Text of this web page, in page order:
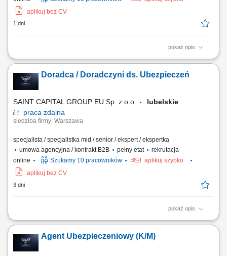
aplikuj bez CV
1 dni
pokaż opis
Opis stanowiska: Kompleksowa obsługa klientów w zakresie produktów
pozyskiwanie nowych klientów. Analiza potrzeb i przygotowywanie
indywidualnych rozwiązań ubezpieczeniowych. Budowanie pozycji
Doradca / Doradczyni ds. Ubezpieczeń
SAINT CAPITAL GROUP EU Sp. z o.o.
lubelskie
praca zdalna
siedziba firmy: Warszawa
specjalista / specjalistka mid / senior / ekspert / ekspertka
umowa agencyjna / kontrakt B2B
pełny etat
rekrutacja
online
Szukamy 10 pracowników
aplikuj szybko
aplikuj bez CV
3 dni
pokaż opis
Opis stanowiska: Rozwijanie współpracy z obecnymi klientami oraz
ubezpieczeń na życie, majątkowych, komunikacyjnych i dla firm.
Budowanie długofalowych relacji oraz dopasowywanie rozwiązań do
Agent Ubezpieczeniowy (K/M)